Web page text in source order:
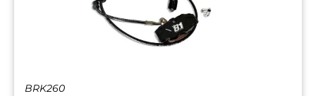
BRK260